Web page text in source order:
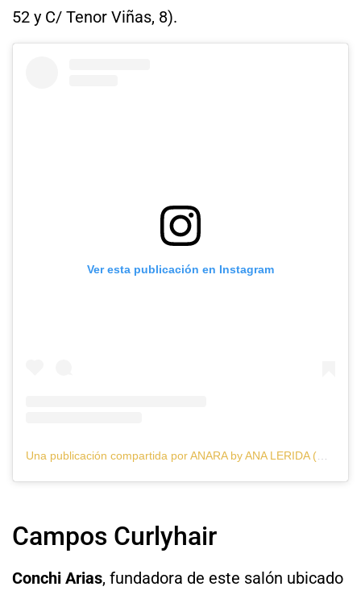
52 y C/ Tenor Viñas, 8).
Ver esta publicación en Instagram
Campos Curlyhair
Conchi Arias, fundadora de este salón ubicado